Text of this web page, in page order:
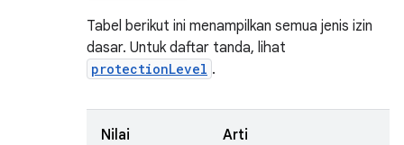
Tabel berikut ini menampilkan semua jenis izin
dasar. Untuk daftar tanda, lihat
protectionLevel .
Nilai Arti